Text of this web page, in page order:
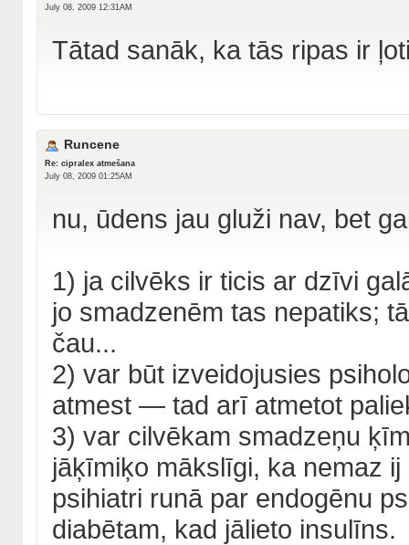
July 08, 2009 12:31AM
Tātad sanāk, ka tās ripas ir
Runcene
Re: cipralex atmešana
July 08, 2009 01:25AM
nu, ūdens jau gluži nav, bet
1) ja cilvēks ir ticis ar dzīvi
jo smadzenēm tas nepatiks;
čau...
2) var būt izveidojusies
atmest — tad arī atmetot
3) var cilvēkam smadzeņu
jāķīmiķo mākslīgi, ka nemaz
psihiatri runā par endogēnu
diabētam, kad jālieto insulīns.